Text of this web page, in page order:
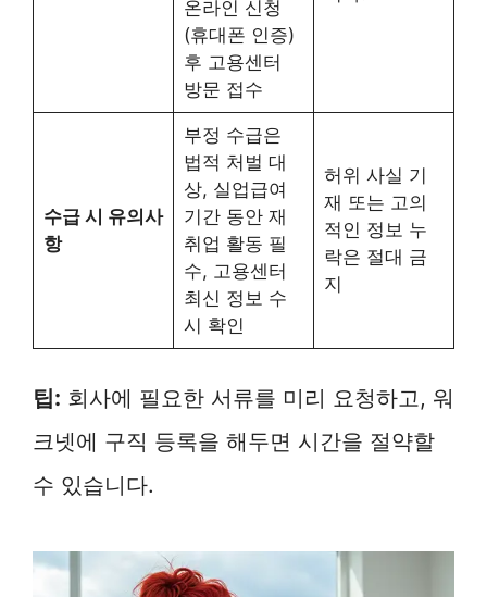
온라인 신청
(휴대폰 인증)
후 고용센터
방문 접수
수급 시 유의사
항
부정 수급은
법적 처벌 대
상, 실업급여
기간 동안 재
취업 활동 필
수, 고용센터
최신 정보 수
시 확인
허위 사실 기
재 또는 고의
적인 정보 누
락은 절대 금
지
팁: 회사에 필요한 서류를 미리 요청하고, 워
크넷에 구직 등록을 해두면 시간을 절약할
수 있습니다.